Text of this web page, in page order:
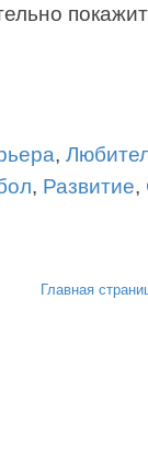
,
, Развитие,
Главная